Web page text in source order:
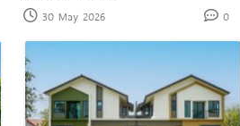
30 May 2026 0